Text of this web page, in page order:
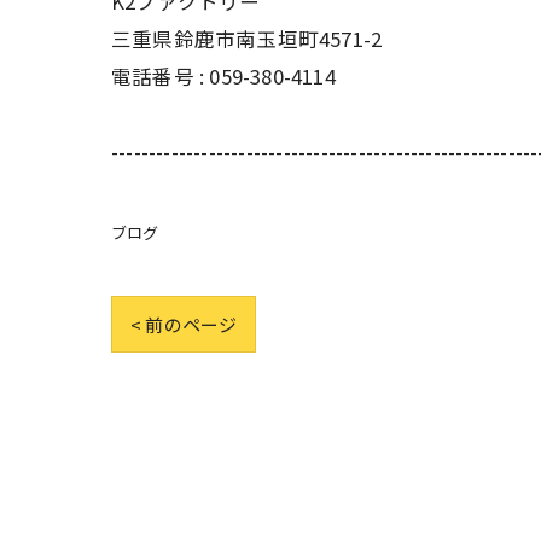
三重県鈴鹿市南玉垣町4571-2
電話番号 : 059-380-4114
ブログ
< 前のページ